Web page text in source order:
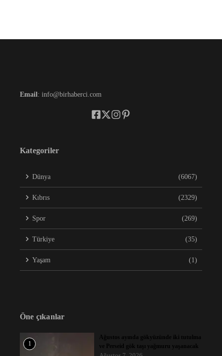
Email : info@birhaberci.com
Kategoriler
Dünya (6067)
Kıbrıs (2329)
Spor (269)
Türkiye (35)
Yaşam (1)
Öne çıkanlar
1
Ağustos ayında gökyüzünde iki tutulma
ve Perseid gök taşı yağmuru yaşanacak